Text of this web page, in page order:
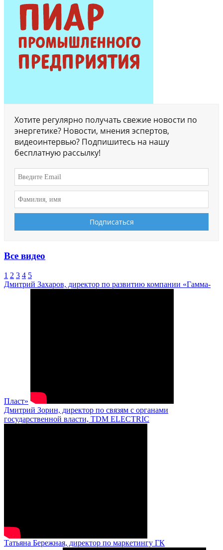
Хотите регулярно получать свежие новости по
энергетике? Новости, мнения эспертов,
видеоинтервью? Подпишитесь на нашу
бесплатную рассылку!
Все видео
1 2 3 4 5
Дмитрий Захаров, директор по развитию компании «Гамма-
Пласт»
Дмитрий Зорин, директор по связям с органами
государственной власти, TDM ELECTRIC
Татьяна Бережная, директор по маркетингу ГК